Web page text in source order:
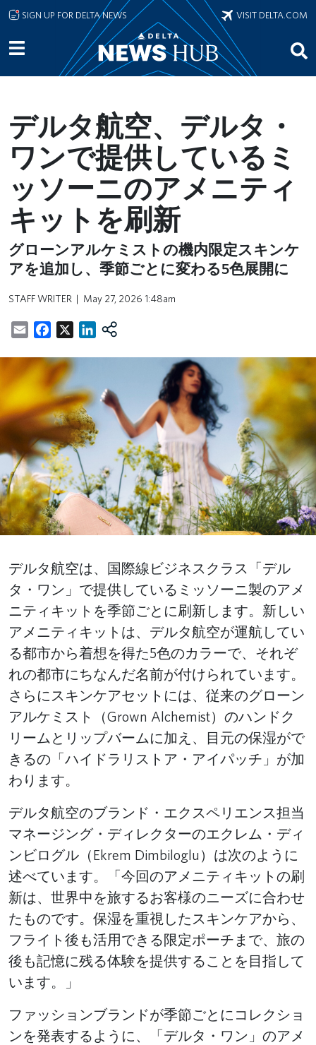
Skip to main content
SIGN UP FOR DELTA NEWS VISIT DELTA.COM
デルタ航空、デルタ・
ワンで提供しているミ
ッソーニのアメニティ
キットを刷新
グローンアルケミストの機内限定スキンケ
アを追加し、季節ごとに変わる5色展開に
STAFF WRITER May 27, 2026 1:48am
EmailFacebookLinkedIn
デルタ航空は、国際線ビジネスクラス「デル
タ・ワン」で提供しているミッソーニ製のアメ
ニティキットを季節ごとに刷新します。新しい
アメニティキットは、デルタ航空が運航してい
る都市から着想を得た5色のカラーで、それぞ
れの都市にちなんだ名前が付けられています。
さらにスキンケアセットには、従来のグローン
アルケミスト（Grown Alchemist）のハンドク
リームとリップバームに加え、目元の保湿がで
きるの「ハイドラリストア・アイパッチ」が加
わります。
デルタ航空のブランド・エクスペリエンス担当
マネージング・ディレクターのエクレム・ディ
ンビログル（Ekrem Dimbiloglu）は次のように
述べています。「今回のアメニティキットの刷
新は、世界中を旅するお客様のニーズに合わせ
たものです。保湿を重視したスキンケアから、
フライト後も活用できる限定ポーチまで、旅の
後も記憶に残る体験を提供することを目指して
います。」
ファッションブランドが季節ごとにコレクショ
ンを発表するように、「デルタ・ワン」のアメ